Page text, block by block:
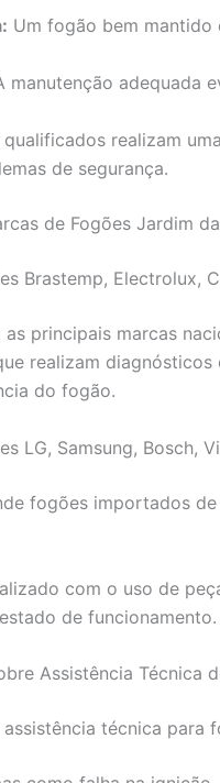
Um fogão bem mantido
manutenção adequada
qualificados realizam
de segurança.
de Fogões Jardim
Brastemp, Electrolux,
principais marcas
realizam
do fogão.
LG, Samsung, Bosch,
fogões importados
com o uso de
de funcionamento.
Assistência Técnica
técnica para